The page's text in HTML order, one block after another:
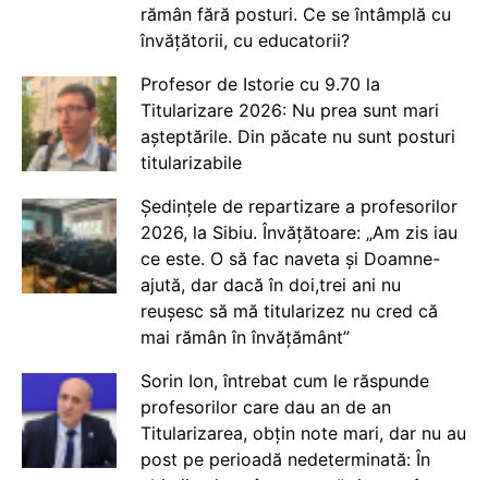
rămân fără posturi. Ce se întâmplă cu
învățătorii, cu educatorii?
Profesor de Istorie cu 9.70 la
Titularizare 2026: Nu prea sunt mari
așteptările. Din păcate nu sunt posturi
titularizabile
Ședințele de repartizare a profesorilor
2026, la Sibiu. Învățătoare: „Am zis iau
ce este. O să fac naveta și Doamne-
ajută, dar dacă în doi,trei ani nu
reușesc să mă titularizez nu cred că
mai rămân în învățământ”
Sorin Ion, întrebat cum le răspunde
profesorilor care dau an de an
Titularizarea, obțin note mari, dar nu au
post pe perioadă nedeterminată: În